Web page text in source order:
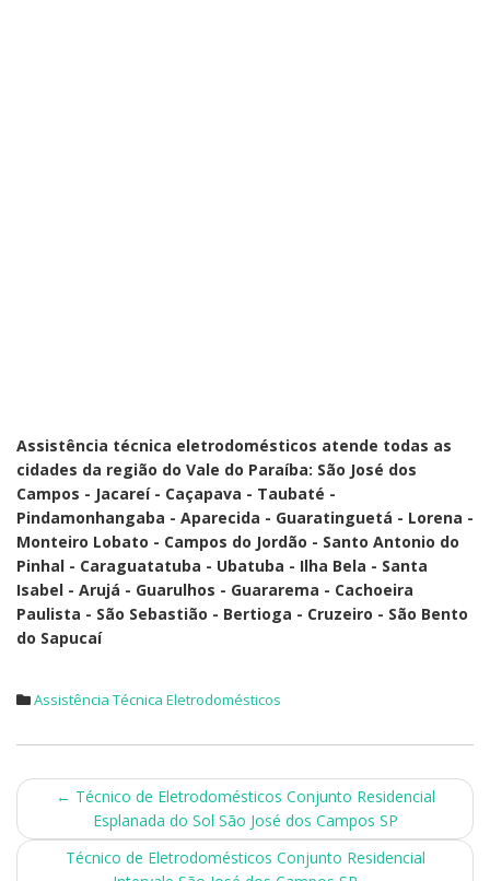
Assistência técnica eletrodomésticos atende todas as
cidades da região do Vale do Paraíba: São José dos
Campos - Jacareí - Caçapava - Taubaté -
Pindamonhangaba - Aparecida - Guaratinguetá - Lorena -
Monteiro Lobato - Campos do Jordão - Santo Antonio do
Pinhal - Caraguatatuba - Ubatuba - Ilha Bela - Santa
Isabel - Arujá - Guarulhos - Guararema - Cachoeira
Paulista - São Sebastião - Bertioga - Cruzeiro - São Bento
do Sapucaí
Assistência Técnica Eletrodomésticos
Post
navigation
← Técnico de Eletrodomésticos Conjunto Residencial
Esplanada do Sol São José dos Campos SP
Técnico de Eletrodomésticos Conjunto Residencial